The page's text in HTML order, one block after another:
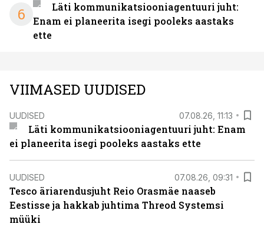
6
Läti kommunikatsiooniagentuuri juht:
Enam ei planeerita isegi pooleks aastaks
ette
VIIMASED UUDISED
UUDISED 07.08.26, 11:13
Läti kommunikatsiooniagentuuri juht: Enam
ei planeerita isegi pooleks aastaks ette
UUDISED 07.08.26, 09:31
Tesco äriarendusjuht Reio Orasmäe naaseb
Eestisse ja hakkab juhtima Threod Systemsi
müüki